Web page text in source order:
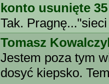
konto usunięte 35
Tak.
Tomasz
Jestem poza tym
dosyć kiepsko.